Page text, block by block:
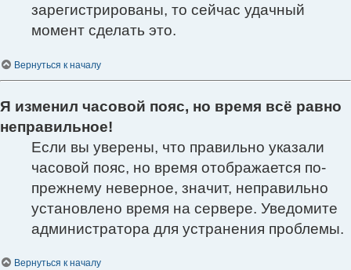
зарегистрированы, то сейчас удачный
момент сделать это.
Вернуться к началу
Я изменил часовой пояс, но время всё равно
неправильное!
Если вы уверены, что правильно указали
часовой пояс, но время отображается по-
прежнему неверное, значит, неправильно
установлено время на сервере. Уведомите
администратора для устранения проблемы.
Вернуться к началу